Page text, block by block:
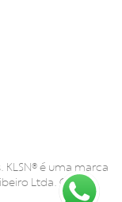
é uma marca
Ltda. CNPJ